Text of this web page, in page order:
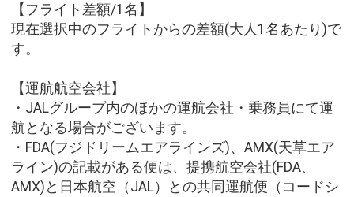
【フライト差額/1名】
現在選択中のフライトからの差額(大人1名あたり)で
す。
【運航航空会社】
・JALグループ内のほかの運航会社・乗務員にて運
航となる場合がございます。
・FDA(フジドリームエアラインズ)、AMX(天草エア
ライン)の記載がある便は、提携航空会社(FDA、
AMX)と日本航空（JAL）との共同運航便（コードシ